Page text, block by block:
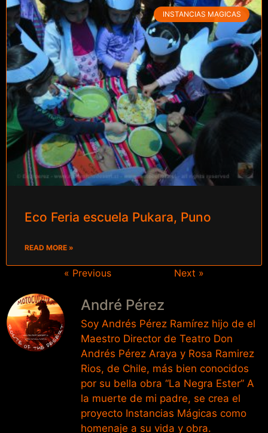
INSTANCIAS MAGICAS
Eco Feria escuela Pukara, Puno
READ MORE »
« Previous Next »
André Pérez
Soy Andrés Pérez Ramírez hijo de el
Maestro Director de Teatro Don
Andrés Pérez Araya y Rosa Ramirez
Rios, de Chile, más bien conocidos
por su bella obra “La Negra Ester” A
la muerte de mi padre, se crea el
proyecto Instancias Mágicas como
homenaje a su vida y obra.